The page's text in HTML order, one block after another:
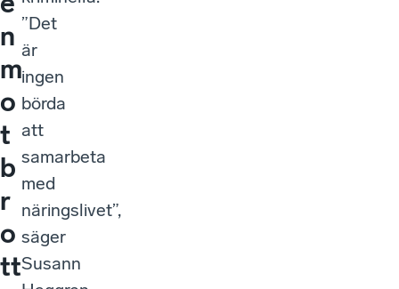
n
m
o
t
b
r
o
tt
”Det
är
ingen
börda
att
samarbeta
med
näringslivet”,
säger
Susann